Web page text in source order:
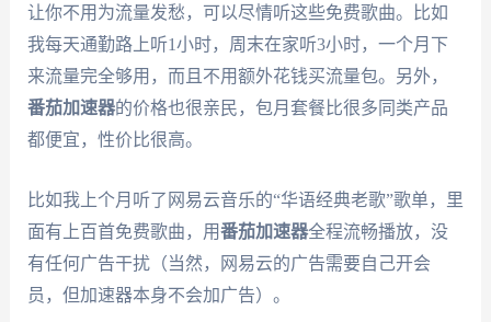
让你不用为流量发愁，可以尽情听这些免费歌曲。比如
我每天通勤路上听1小时，周末在家听3小时，一个月下
来流量完全够用，而且不用额外花钱买流量包。另外，
番茄加速器的价格也很亲民，包月套餐比很多同类产品
都便宜，性价比很高。
比如我上个月听了网易云音乐的“华语经典老歌”歌单，里
面有上百首免费歌曲，用番茄加速器全程流畅播放，没
有任何广告干扰（当然，网易云的广告需要自己开会
员，但加速器本身不会加广告）。